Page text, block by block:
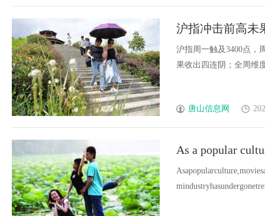
沪指冲击前高未
沪指周一触及3400点，
果收出四连阴；全周维
唐山信息网
As a popular